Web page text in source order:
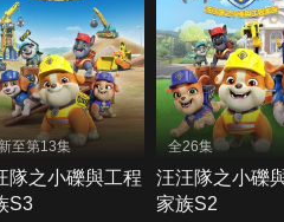
至第13集
隊之小礫與工程
S3
全26集
汪汪隊之小礫
家族S2